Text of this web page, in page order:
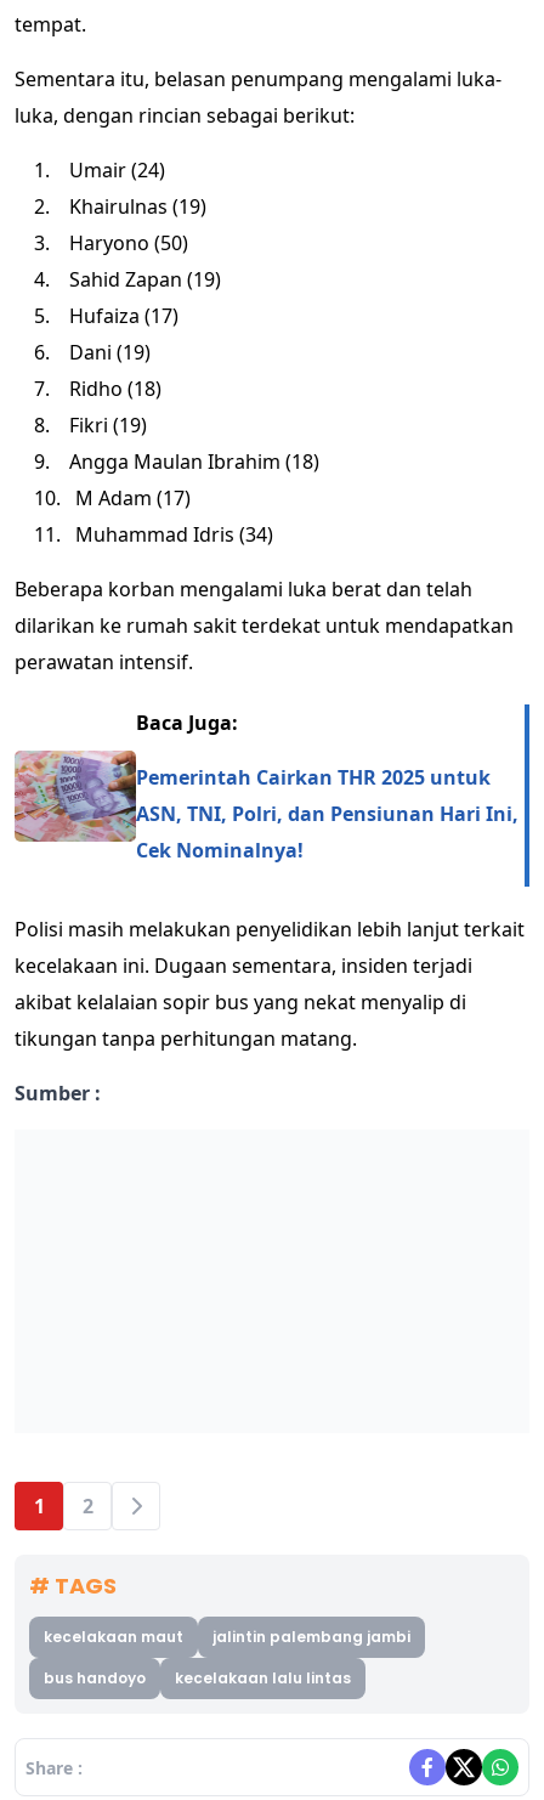
tempat.
Sementara itu, belasan penumpang mengalami luka-
luka, dengan rincian sebagai berikut:
1. Umair (24)
2. Khairulnas (19)
3. Haryono (50)
4. Sahid Zapan (19)
5. Hufaiza (17)
6. Dani (19)
7. Ridho (18)
8. Fikri (19)
9. Angga Maulan Ibrahim (18)
10. M Adam (17)
11. Muhammad Idris (34)
Beberapa korban mengalami luka berat dan telah
dilarikan ke rumah sakit terdekat untuk mendapatkan
perawatan intensif.
Baca Juga:
Pemerintah Cairkan THR 2025 untuk
ASN, TNI, Polri, dan Pensiunan Hari Ini,
Cek Nominalnya!
Polisi masih melakukan penyelidikan lebih lanjut terkait
kecelakaan ini. Dugaan sementara, insiden terjadi
akibat kelalaian sopir bus yang nekat menyalip di
tikungan tanpa perhitungan matang.
Sumber :
1 2
# TAGS
kecelakaan maut
jalintin palembang jambi
bus handoyo
kecelakaan lalu lintas
Share :